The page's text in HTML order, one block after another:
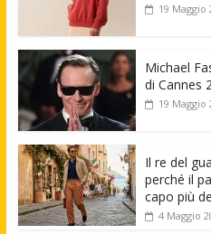
19 Maggio
Michael
di Cannes
19 Maggio
Il re del
perché il
capo più
4 Maggio